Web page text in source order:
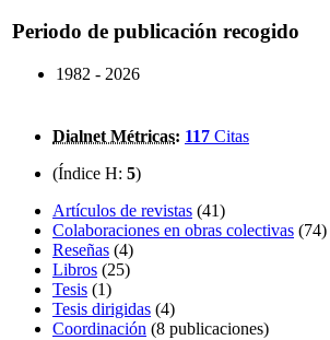
Periodo de publicación recogido
1982 - 2026
Dialnet Métricas: 117 Citas
(Índice H: 5)
Artículos de revistas (41)
Colaboraciones en obras colectivas (74)
Reseñas (4)
Libros (25)
Tesis (1)
Tesis dirigidas (4)
Coordinación (8 publicaciones)